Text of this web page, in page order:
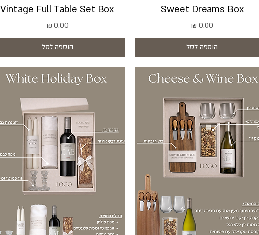
Sweet Dreams Box
מחיר
הוספה לסל
Vintage Full Table Set Box
מחיר
הוספה לסל